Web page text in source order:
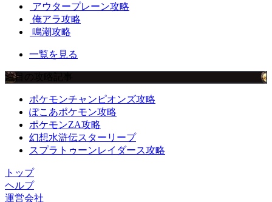
アウタープレーン攻略
俺アラ攻略
鳴潮攻略
一覧を見る
注目の攻略記事
ポケモンチャンピオンズ攻略
ぽこあポケモン攻略
ポケモンZA攻略
幻想水滸伝スターリープ
スプラトゥーンレイダース攻略
トップ
ヘルプ
運営会社